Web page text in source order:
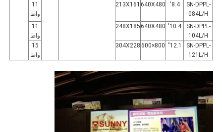
SN-DPPL-
084L/H
8.4'
640X480
213X161
11
واط
SN-DPPL-
104L/H
10.4'
640X480
248X185
11
واط
SN-DPPL-
121L/H
12.1"
800×600
304X228
15
واط